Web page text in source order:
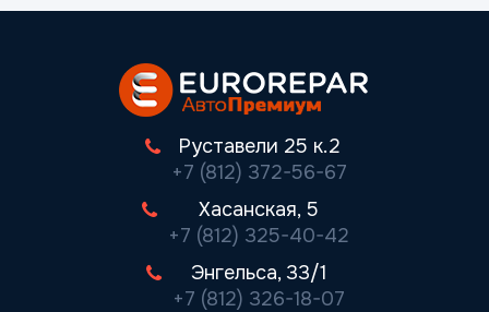
Руставели 25 к.2
+7 (812) 372-56-67
Хасанская, 5
+7 (812) 325-40-42
Энгельса, 33/1
+7 (812) 326-18-07